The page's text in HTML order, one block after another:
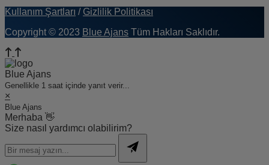
Kullanım Şartları / Gizlilik Politikası
Copyright © 2023 Blue Ajans Tüm Hakları Saklıdır.
Blue Ajans
Genellikle 1 saat içinde yanıt verir...
×
Blue Ajans
Merhaba 👋
Size nasıl yardımcı olabilirim?